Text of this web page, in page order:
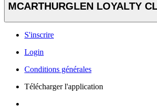
MCARTHURGLEN LOYALTY
S'inscrire
Login
Conditions générales
Télécharger l'application